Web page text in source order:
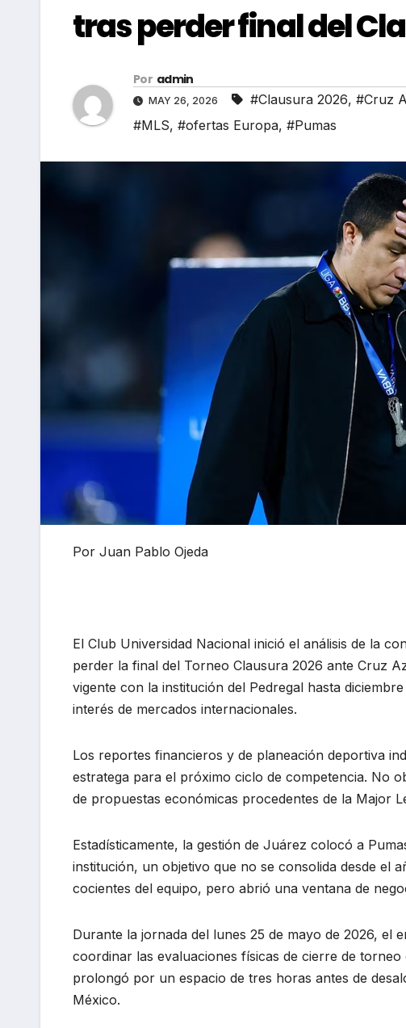
tras perder final del
Por admin
MAY 26, 2026 #Clausura 2026, #Cruz
#MLS, #ofertas Europa, #Pumas
Por Juan Pablo Ojeda
El Club Universidad Nacional inició el análisis de la
perder la final del Torneo Clausura 2026 ante Cruz
vigente con la institución del Pedregal hasta
interés de mercados internacionales.
Los reportes financieros y de planeación deportiva
estratega para el próximo ciclo de competencia. No
de propuestas económicas procedentes de la Major
Estadísticamente, la gestión de Juárez colocó a
institución, un objetivo que no se consolida desde el
cocientes del equipo, pero abrió una ventana de
Durante la jornada del lunes 25 de mayo de 2026, el
coordinar las evaluaciones físicas de cierre de
prolongó por un espacio de tres horas antes de
México.